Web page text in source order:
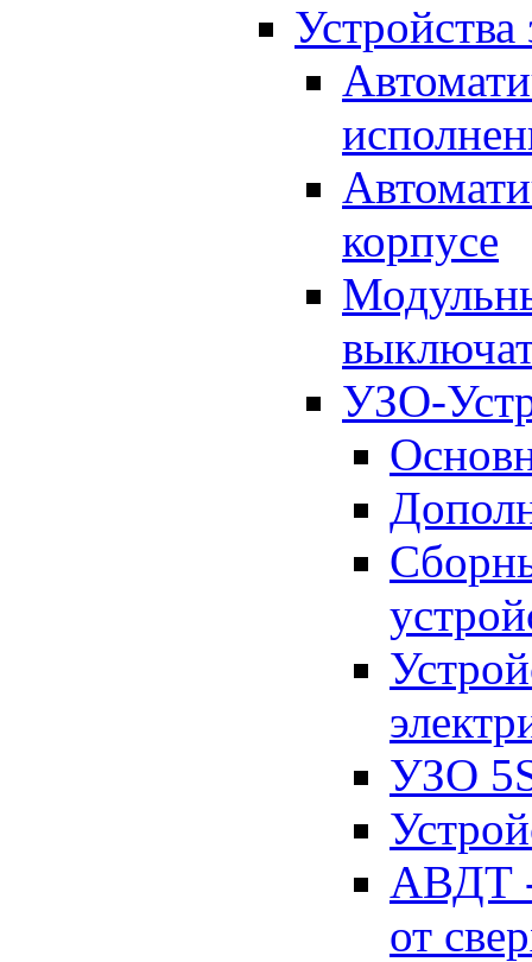
корпусе
УЗО-
УЗО
АВДТ -
от